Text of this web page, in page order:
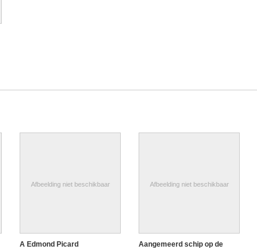
Afbeelding niet beschikbaar
A Edmond Picard
Afbeelding niet beschikbaar
Aangemeerd schip op de